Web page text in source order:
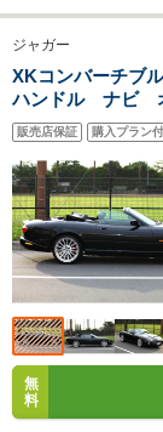
ジャガー
XKコンバーチ
ハンドル ナビ
販売店保証 購入プラン付
無
料